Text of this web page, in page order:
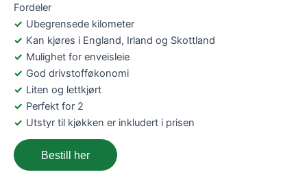
Fordeler
Ubegrensede kilometer
Kan kjøres i England, Irland og Skottland
Mulighet for enveisleie
God drivstofføkonomi
Liten og lettkjørt
Perfekt for 2
Utstyr til kjøkken er inkludert i prisen
Bestill her